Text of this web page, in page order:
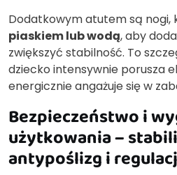
Dodatkowym atutem są nogi,
piaskiem lub wodą, aby
zwiększyć stabilność. To
dziecko intensywnie porusza
energicznie angażuje się w
Bezpieczeństwo i
użytkowania –
antypoślizg i